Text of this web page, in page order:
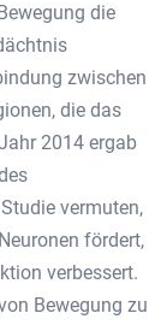
die
zwischen
die das
2014 ergab
vermuten,
fördert,
verbessert.
Bewegung zu